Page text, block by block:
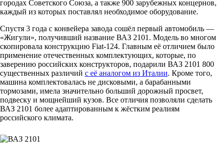
городах Советского Союза, а также 900 зарубежных концернов,
каждый из которых поставлял необходимое оборудование.
Спустя 3 года с конвейера завода сошёл первый автомобиль —
«Жигули», получивший название ВАЗ 2101. Модель во многом
скопировала конструкцию Fiat-124. Главным её отличием было
применение отечественных комплектующих, которые, по
заверению российских конструкторов, подарили ВАЗ 2101 800
существенных различий с её аналогом из Италии. Кроме того,
машина комплектовалась не дисковыми, а барабанными
тормозами, имела значительно больший дорожный просвет,
подвеску и мощнейший кузов. Все отличия позволяли сделать
ВАЗ 2101 более адаптированным к жёстким реалиям
российского климата.